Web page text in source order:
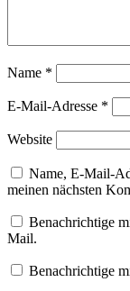
Name *
E-Mail-Adresse *
Website
Name, E-Mail-
meinen nächsten
Benachrichtige
Mail.
Benachrichtige